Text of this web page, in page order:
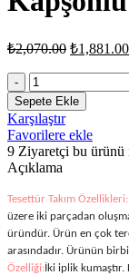
₺2,070.00 Orijinal
₺1,881.00
Kadın
Yarım
Çıtçıtlı
Yaka
Ve
Kapşonlu
Takım
278-
BORDO
adet
Sepete Ekle
Karşılaştır
Favorilere ekle
9 Ziyaretçi bu
Açıklama
Tesettür Takım Özellikleri:
üzere iki parçadan
üründür. Ürün en çok
arasındadır. Ürünün
Özelliği:İki iplik kumaştır.